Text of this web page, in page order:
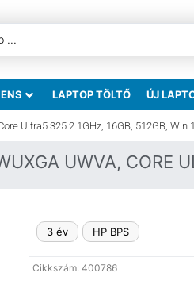
LAPTOP TÖLTŐ ÚJ
Ultra5 325 2.1GHz, 16GB, 512GB, Win
UWVA, CORE
3 év HP BPS
Cikkszám: 400786